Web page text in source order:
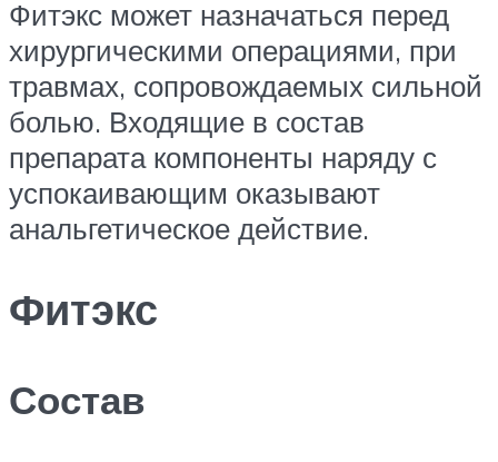
Фитэкс может назначаться перед
хирургическими операциями, при
травмах, сопровождаемых сильной
болью. Входящие в состав
препарата компоненты наряду с
успокаивающим оказывают
анальгетическое действие.
Фитэкс
Состав